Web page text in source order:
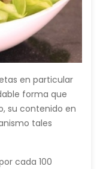
en particular
forma que
su contenido en
tales
cada 100